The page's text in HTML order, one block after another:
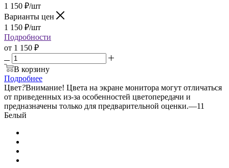
1 150 ₽/шт
Варианты цен
1 150 ₽/шт
Подробности
от 1 150 ₽
В корзину
Подробнее
Цвет?Внимание! Цвета на экране монитора могут отличаться
от приведенных из-за особенностей цветопередачи и
предназначены только для предварительной оценки.—11
Белый